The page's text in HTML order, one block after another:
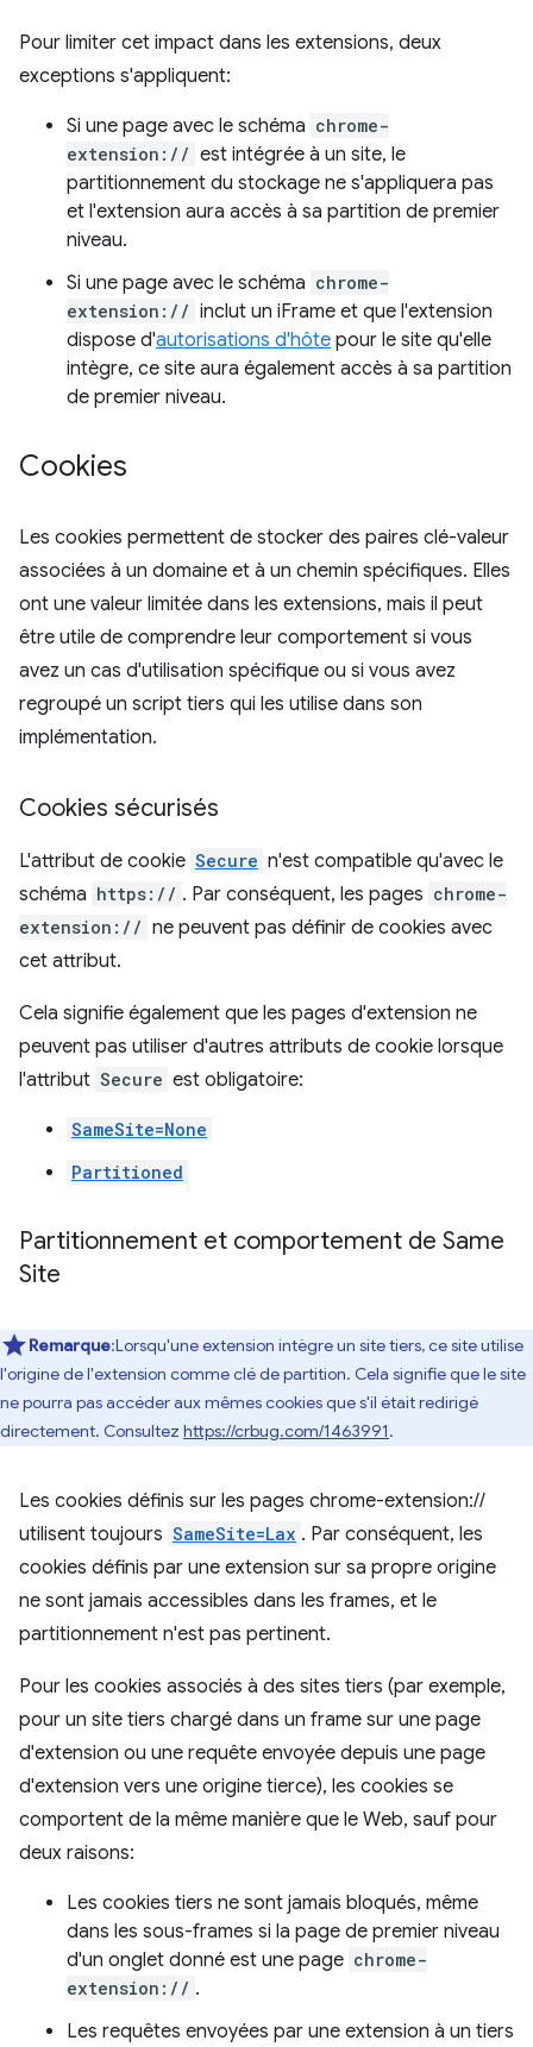
Pour limiter cet impact dans les extensions, deux
exceptions s'appliquent:
Si une page avec le schéma chrome-
extension:// est intégrée à un site, le
partitionnement du stockage ne s'appliquera pas
et l'extension aura accès à sa partition de premier
niveau.
Si une page avec le schéma chrome-
extension:// inclut un iFrame et que l'extension
dispose d'autorisations d'hôte pour le site qu'elle
intègre, ce site aura également accès à sa partition
de premier niveau.
Cookies
Les cookies permettent de stocker des paires clé-valeur
associées à un domaine et à un chemin spécifiques. Elles
ont une valeur limitée dans les extensions, mais il peut
être utile de comprendre leur comportement si vous
avez un cas d'utilisation spécifique ou si vous avez
regroupé un script tiers qui les utilise dans son
implémentation.
Cookies sécurisés
L'attribut de cookie Secure n'est compatible qu'avec le
schéma https:// . Par conséquent, les pages chrome-
extension:// ne peuvent pas définir de cookies avec
cet attribut.
Cela signifie également que les pages d'extension ne
peuvent pas utiliser d'autres attributs de cookie lorsque
l'attribut Secure est obligatoire:
SameSite=None
Partitioned
Partitionnement et comportement de Same
Site
Remarque:Lorsqu'une extension intègre un site tiers, ce site utilise
l'origine de l'extension comme clé de partition. Cela signifie que le site
ne pourra pas accéder aux mêmes cookies que s'il était redirigé
directement. Consultez https://crbug.com/1463991.
Les cookies définis sur les pages chrome-extension://
utilisent toujours SameSite=Lax . Par conséquent, les
cookies définis par une extension sur sa propre origine
ne sont jamais accessibles dans les frames, et le
partitionnement n'est pas pertinent.
Pour les cookies associés à des sites tiers (par exemple,
pour un site tiers chargé dans un frame sur une page
d'extension ou une requête envoyée depuis une page
d'extension vers une origine tierce), les cookies se
comportent de la même manière que le Web, sauf pour
deux raisons:
Les cookies tiers ne sont jamais bloqués, même
dans les sous-frames si la page de premier niveau
d'un onglet donné est une page chrome-
extension:// .
Les requêtes envoyées par une extension à un tiers